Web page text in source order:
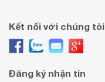
Kết nối với chúng tôi
Đăng ký nhận tin